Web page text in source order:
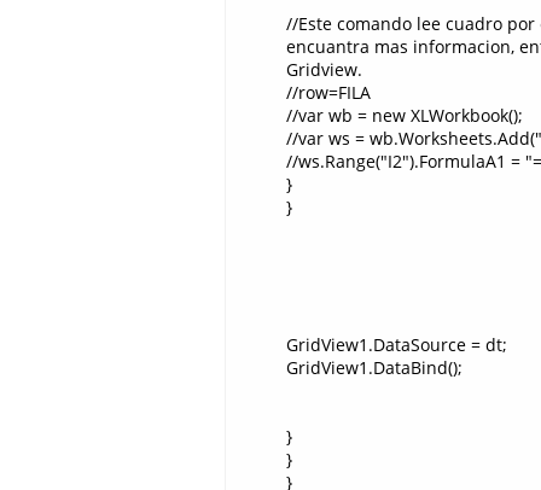
//Este comando lee cuadro
encuantra mas informacion,
Gridview.
//row=FILA
//var wb = new XLWorkbook();
//var ws =
//ws.Range("I2").FormulaA1 =
}
}
GridView1.DataSource = dt;
GridView1.DataBind();
}
}
}